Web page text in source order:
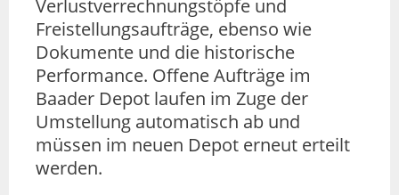
Verlustverrechnungstöpfe und
Freistellungsaufträge, ebenso wie
Dokumente und die historische
Performance. Offene Aufträge im
Baader Depot laufen im Zuge der
Umstellung automatisch ab und
müssen im neuen Depot erneut erteilt
werden.